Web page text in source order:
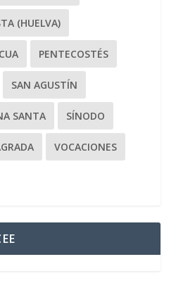
(HUELVA)
PENTECOSTÉS
SAN AGUSTÍN
SANTA SÍNODO
VOCACIONES